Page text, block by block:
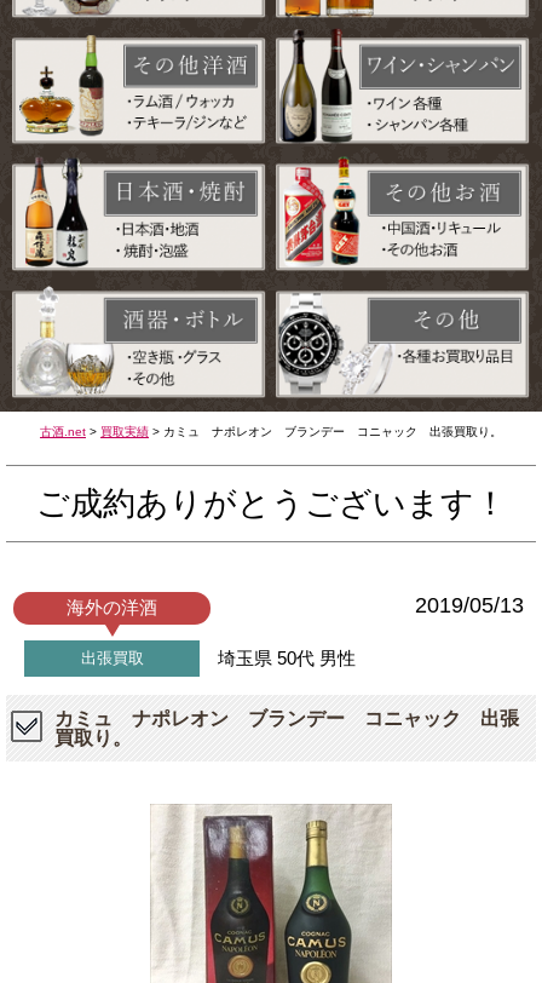
古酒.net > 買取実績 > カミュ ナポレオン ブランデー コニャック 出張買取り。
ご成約ありがとうございます！
海外の洋酒 2019/05/13
出張買取 埼玉県 50代 男性
カミュ ナポレオン ブランデー コニャック 出張
買取り。